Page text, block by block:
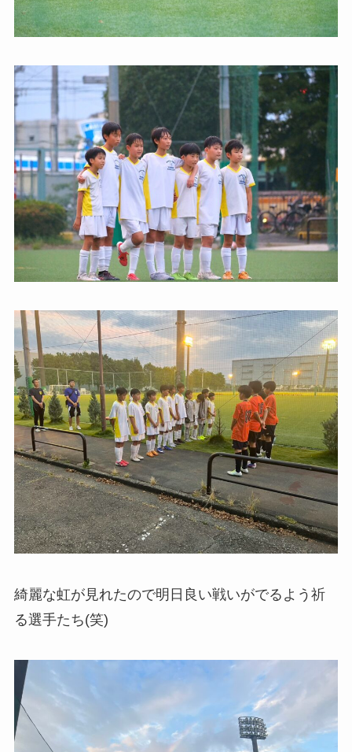
綺麗な虹が見れたので明日良い戦いがでるよう祈
る選手たち(笑)